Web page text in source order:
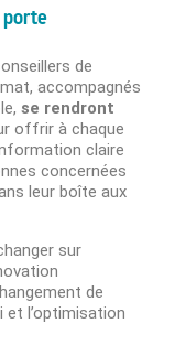
porte
de
accompagnés
se rendront
offrir à chaque
claire
concernées
leur boîte aux
sur
de
l’optimisation